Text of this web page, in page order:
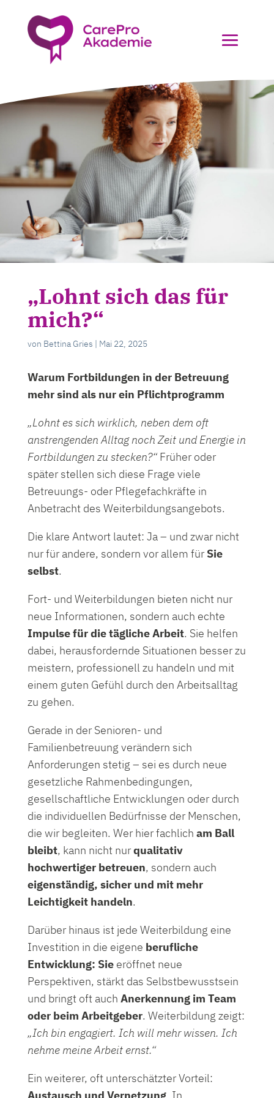
„Lohnt sich das für
mich?“
von Bettina Gries | Mai 22, 2025
Warum Fortbildungen in der Betreuung
mehr sind als nur ein Pflichtprogramm
„Lohnt es sich wirklich, neben dem oft
anstrengenden Alltag noch Zeit und Energie in
Fortbildungen zu stecken?“Früher oder
später stellen sich diese Frage viele
Betreuungs- oder Pflegefachkräfte in
Anbetracht des Weiterbildungsangebots.
Die klare Antwort lautet: Ja – und zwar nicht
nur für andere, sondern vor allem fürSie
selbst.
Fort- und Weiterbildungen bieten nicht nur
neue Informationen, sondern auch echte
Impulse für die tägliche Arbeit. Sie helfen
dabei, herausfordernde Situationen besser zu
meistern, professionell zu handeln und mit
einem guten Gefühl durch den Arbeitsalltag
zu gehen.
Gerade in der Senioren- und
Familienbetreuung verändern sich
Anforderungen stetig – sei es durch neue
gesetzliche Rahmenbedingungen,
gesellschaftliche Entwicklungen oder durch
die individuellen Bedürfnisse der Menschen,
die wir begleiten. Wer hier fachlich am Ball
bleibt, kann nicht nurqualitativ
hochwertiger betreuen, sondern auch
eigenständig, sicher und mit mehr
Leichtigkeit handeln.
Darüber hinaus ist jede Weiterbildung eine
Investition in die eigene berufliche
Entwicklung: Sieeröffnet neue
Perspektiven, stärkt das Selbstbewusstsein
und bringt oft auch Anerkennung im Team
oder beim Arbeitgeber. Weiterbildung zeigt:
„Ich bin engagiert. Ich will mehr wissen. Ich
nehme meine Arbeit ernst.“
Ein weiterer, oft unterschätzter Vorteil: